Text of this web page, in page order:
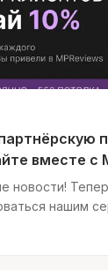
вместе с
новости!
нашим